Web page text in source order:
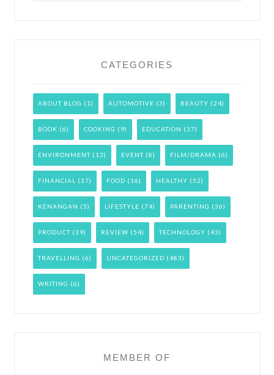
CATEGORIES
ABOUT BLOG (1) AUTOMOTIVE (3) BEAUTY (24)
BOOK (6) COOKING (9) EDUCATION (37)
ENVIRONMENT(13) EVENT(8) FILM/DRAMA (6)
FINANCIAL (37) FOOD (16) HEALTHY (52)
KENANGAN (5) LIFESTYLE (74) PARENTING (36)
PRODUCT(39) REVIEW (54) TECHNOLOGY (43)
TRAVELLING (6) UNCATEGORIZED (483)
WRITING (6)
MEMBER OF